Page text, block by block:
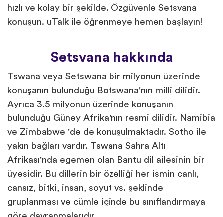
hızlı ve kolay bir şekilde. Özgüvenle Setsvana
konuşun. uTalk ile öğrenmeye hemen başlayın!
Setsvana hakkında
Tswana veya Setswana bir milyonun üzerinde
konuşanın bulunduğu Botswana'nın milli dilidir.
Ayrıca 3.5 milyonun üzerinde konuşanın
bulunduğu Güney Afrika'nın resmi dilidir. Namibia
ve Zimbabwe 'de de konuşulmaktadır. Sotho ile
yakın bağları vardır. Tswana Sahra Altı
Afrikası'nda egemen olan Bantu dil ailesinin bir
üyesidir. Bu dillerin bir özelliği her ismin canlı,
cansız, bitki, insan, soyut vs. şeklinde
gruplanması ve cümle içinde bu sınıflandırmaya